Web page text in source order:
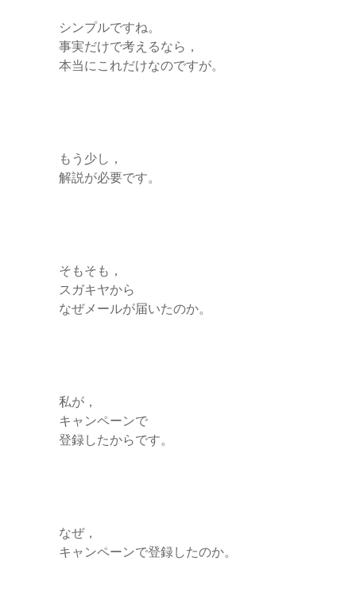
シンプルですね。
事実だけで考えるなら，
本当にこれだけなのですが。
もう少し，
解説が必要です。
そもそも，
スガキヤから
なぜメールが届いたのか。
私が，
キャンペーンで
登録したからです。
なぜ，
キャンペーンで登録したのか。